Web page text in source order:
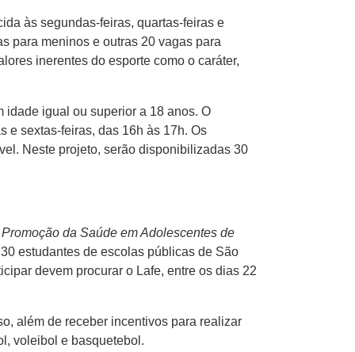
às segundas-feiras, quartas-feiras e
para meninos e outras 20 vagas para
inerentes do esporte como o caráter,
igual ou superior a 18 anos. O
e sextas-feiras, das 16h às 17h. Os
Neste projeto, serão disponibilizadas 30
Promoção da Saúde em Adolescentes de
estudantes de escolas públicas de São
devem procurar o Lafe, entre os dias 22
além de receber incentivos para realizar
voleibol e basquetebol.